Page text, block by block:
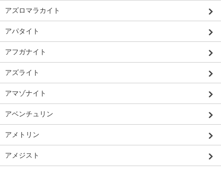
アズロマラカイト
アパタイト
アフガナイト
アズライト
アマゾナイト
アベンチュリン
アメトリン
アメジスト